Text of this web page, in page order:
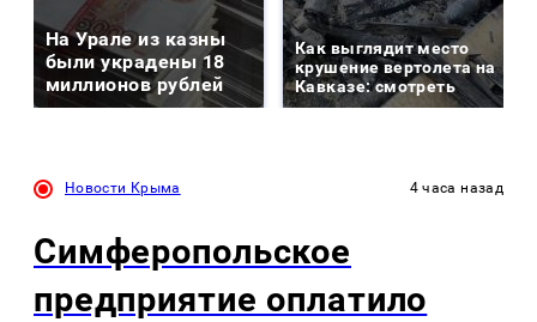
На Урале из казны
были украдены 18
миллионов рублей
Как выглядит место
крушение вертолета на
Кавказе: смотреть
Новости Крыма 4 часа назад
Симферопольское
предприятие оплатило